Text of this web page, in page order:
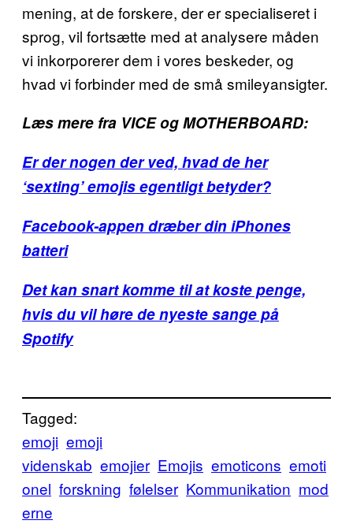
mening, at de forskere, der er specialiseret i
sprog, vil fortsætte med at analysere måden
vi inkorporerer dem i vores beskeder, og
hvad vi forbinder med de små smileyansigter.
Læs mere fra VICE og MOTHERBOARD:
Er der nogen der ved, hvad de her
‘sexting’ emojis egentligt betyder?
Facebook-appen dræber din iPhones
batteri
Det kan snart komme til at koste penge,
hvis du vil høre de nyeste sange på
Spotify
Tagged:
emoji emoji
videnskab emojier Emojis emoticons emoti
onel forskning følelser Kommunikation mod
erne